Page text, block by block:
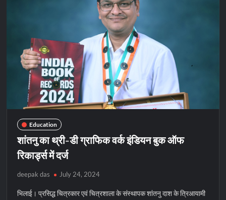
Education
शांतनु का थ्री-डी ग्राफिक वर्क इंडियन बुक ऑफ
रिकार्ड्स में दर्ज
deepak das July 24, 2024
भिलाई। प्रसिद्ध चित्रकार एवं चित्रशाला के संस्थापक शांतनु दाश के त्रिआयामी